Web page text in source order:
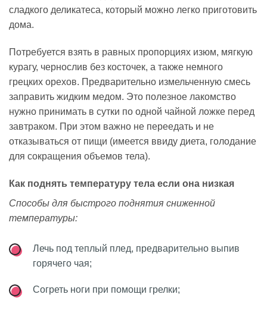
сладкого деликатеса, который можно легко приготовить
дома.
Потребуется взять в равных пропорциях изюм, мягкую
курагу, чернослив без косточек, а также немного
грецких орехов. Предварительно измельченную смесь
заправить жидким медом. Это полезное лакомство
нужно принимать в сутки по одной чайной ложке перед
завтраком. При этом важно не переедать и не
отказываться от пищи (имеется ввиду диета, голодание
для сокращения объемов тела).
Как поднять температуру тела если она низкая
Способы для быстрого поднятия сниженной
температуры:
Лечь под теплый плед, предварительно выпив
горячего чая;
Согреть ноги при помощи грелки;